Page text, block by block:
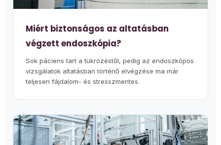
Miért biztonságos az altatásban
végzett endoszkópia?
Sok páciens tart a tükrözéstől, pedig az endoszkópos
vizsgálatok altatásban történő elvégzése ma már
teljesen fájdalom- és stresszmentes.